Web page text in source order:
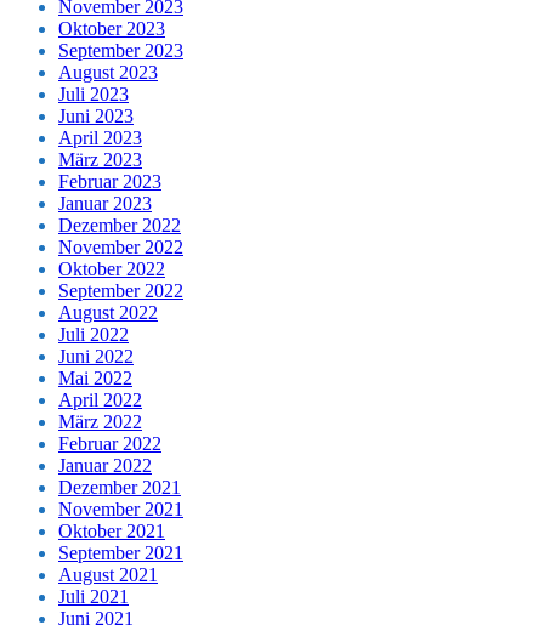
November 2023
Oktober 2023
September 2023
August 2023
Juli 2023
Juni 2023
April 2023
März 2023
Februar 2023
Januar 2023
Dezember 2022
November 2022
Oktober 2022
September 2022
August 2022
Juli 2022
Juni 2022
Mai 2022
April 2022
März 2022
Februar 2022
Januar 2022
Dezember 2021
November 2021
Oktober 2021
September 2021
August 2021
Juli 2021
Juni 2021